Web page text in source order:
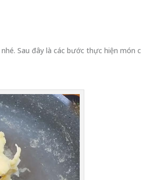
Sau đây là các bước thực hiện món